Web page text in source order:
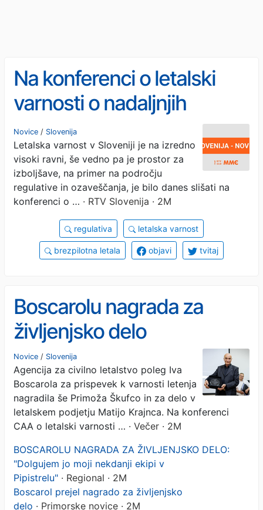
Na konferenci o letalski
varnosti o nadaljnjih
ukrepih in spodbujanju
odličnosti posameznikov
Novice / Slovenija
Letalska varnost v Sloveniji je na izredno
visoki ravni, še vedno pa je prostor za
izboljšave, na primer na področju
regulative in ozaveščanja, je bilo danes slišati na
konferenci o … · RTV Slovenija · 2M
regulativa letalska varnost
brezpilotna letala objavi tvitaj
Boscarolu nagrada za
življenjsko delo
Novice / Slovenija
Agencija za civilno letalstvo poleg Iva
Boscarola za prispevek k varnosti letenja
nagradila še Primoža Škufco in za delo v
letalskem podjetju Matijo Krajnca. Na konferenci
CAA o letalski varnosti … · Večer · 2M
BOSCAROLU NAGRADA ZA ŽIVLJENJSKO DELO:
"Dolgujem jo moji nekdanji ekipi v
Pipistrelu" · Regional · 2M
Boscarol prejel nagrado za življenjsko
delo · Primorske novice · 2M